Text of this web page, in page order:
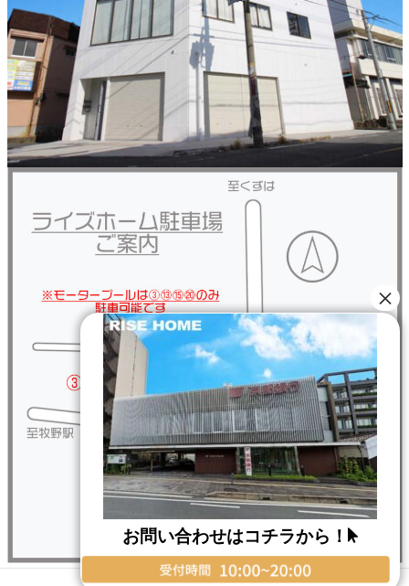
Copyright © RISE HOME All Rights Reserved.
お問い合わせはコチラから！